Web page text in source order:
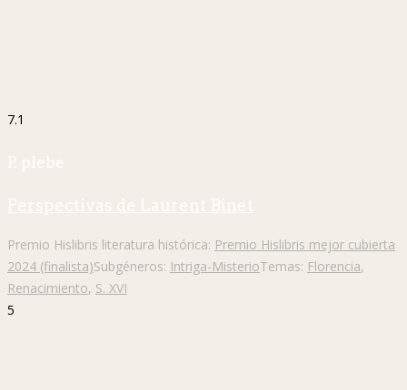
7.1
P. plebe
Perspectivas de Laurent Binet
Premio Hislibris literatura histórica: Premio Hislibris mejor cubierta
2024 (finalista)Subgéneros: Intriga-MisterioTemas: Florencia,
Renacimiento, S. XVI
5